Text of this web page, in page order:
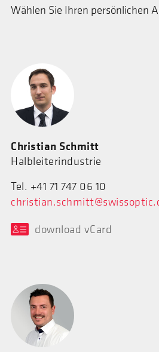
Wählen Sie Ihren persönlichen
Christian Schmitt
Halbleiterindustrie
Tel. +41 71 747 06 10
download vCard